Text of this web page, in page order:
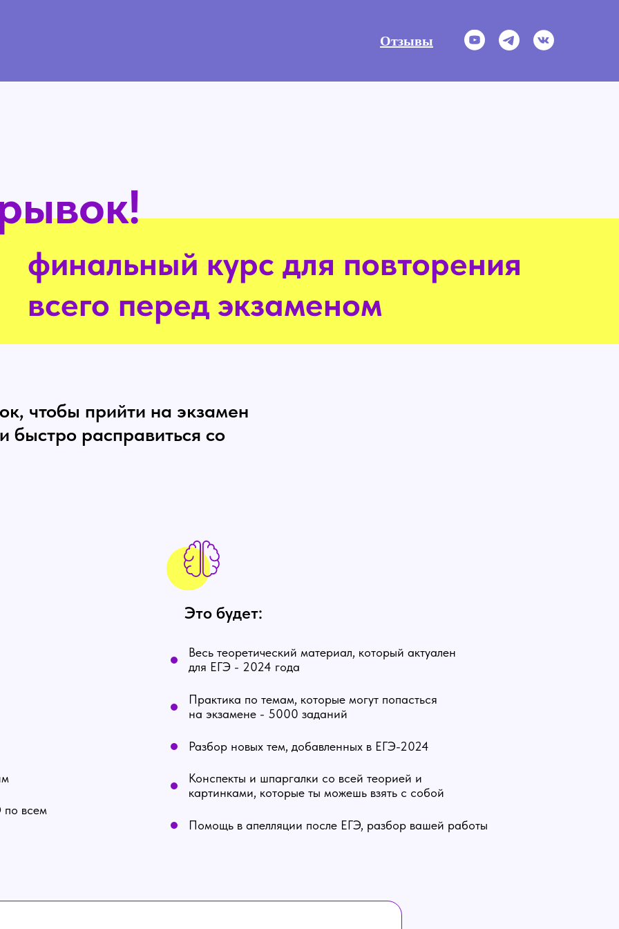
Отзывы
по всем
Весь теоретический материал, который актуален
для ЕГЭ - 2024 года
Практика по темам, которые могут попасться
на экзамене - 5000 заданий
Разбор новых тем, добавленных в ЕГЭ-2024
Конспекты и шпаргалки со всей теорией и
картинками, которые ты можешь взять с собой
Помощь в апелляции после ЕГЭ, разбор вашей работы
чтобы прийти на экзамен
быстро расправиться со
Это будет:
финальный курс для повторения
всего перед экзаменом